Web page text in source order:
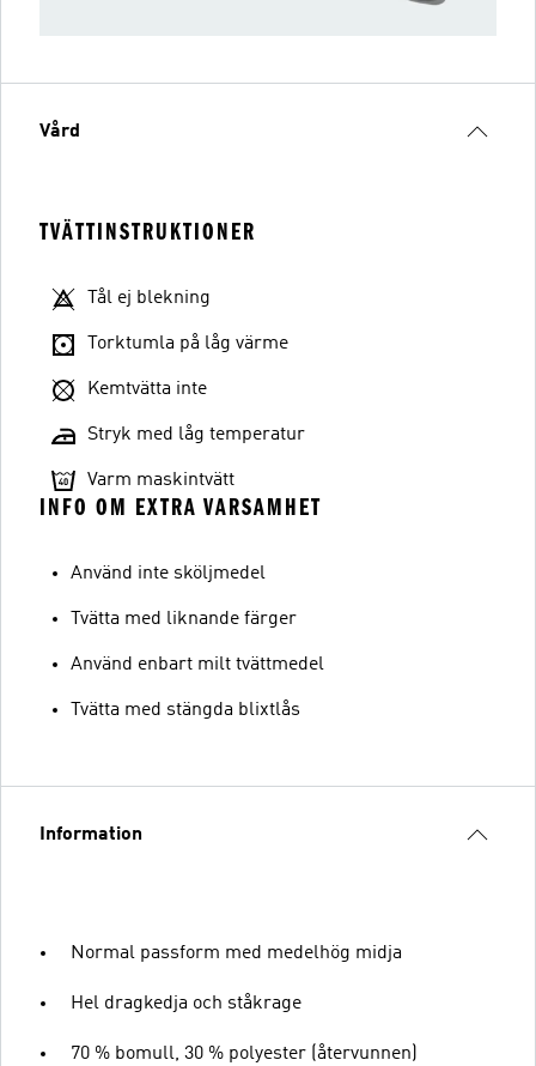
Vård
TVÄTTINSTRUKTIONER
Tål ej blekning
Torktumla på låg värme
Kemtvätta inte
Stryk med låg temperatur
Varm maskintvätt
INFO OM EXTRA VARSAMHET
Använd inte sköljmedel
Tvätta med liknande färger
Använd enbart milt tvättmedel
Tvätta med stängda blixtlås
Information
Normal passform med medelhög midja
Hel dragkedja och ståkrage
70 % bomull, 30 % polyester (återvunnen)